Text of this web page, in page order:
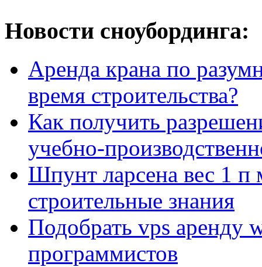
Новости сноубординга:
Аренда крана по
время строительства?
Как получить
учебно-
Шпунт ларсена вес 1 п
строительные знания
Подобрать vps аренду
программистов